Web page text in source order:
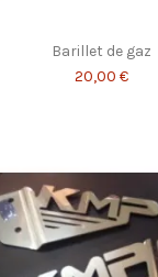
Barillet de gaz
20,00 €